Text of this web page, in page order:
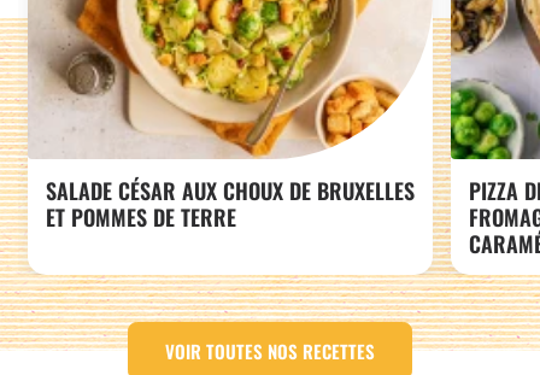
SALADE CÉSAR AUX CHOUX DE BRUXELLES
ET POMMES DE TERRE
PIZZA
VOIR TOUTES NOS RECETTES